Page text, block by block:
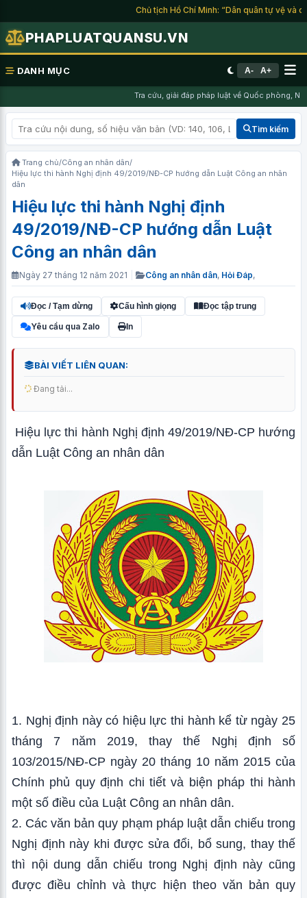
Chủ tịch Hồ Chí Minh: “Dân quân tự vệ và
PHAPLUATQUANSU.VN
DANH MỤC A- A+
Tra cứu, giải đáp pháp luật về Quốc phòng,
Tìm kiếm
Trang chủ/Công an nhân dân/
Hiệu lực thi hành Nghị định 49/2019/NĐ-CP hướng dẫn Luật Công an nhân
dân
Hiệu lực thi hành Nghị định
49/2019/NĐ-CP hướng dẫn Luật
Công an nhân dân
Ngày 27 tháng 12 năm 2021 Công an nhân dân, Hỏi Đáp,
Đọc / Tạm dừng Cấu hình giọng Đọc tập trung
Yêu cầu qua Zalo In
BÀI VIẾT LIÊN QUAN:
Đang tải...
Hiệu lực thi hành Nghị định 49/2019/NĐ-CP hướng
dẫn Luật Công an nhân dân
1. Nghị định này có hiệu lực thi hành kể từ ngày 25
tháng 7 năm 2019, thay thế Nghị định số
103/2015/NĐ-CP ngày 20 tháng 10 năm 2015 của
Chính phủ quy định chi tiết và biện pháp thi hành
một số điều của Luật Công an nhân dân.
2. Các văn bản quy phạm pháp luật dẫn chiếu trong
Nghị định này khi được sửa đổi, bổ sung, thay thế
thì nội dung dẫn chiếu trong Nghị định này cũng
được điều chỉnh và thực hiện theo văn bản quy